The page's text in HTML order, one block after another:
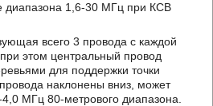
диапазона 1,6-30 МГц при КСВ
всего 3 провода с каждой
этом центральный провод
для поддержки точки
наклонены вниз, может
МГц 80-метрового диапазона.